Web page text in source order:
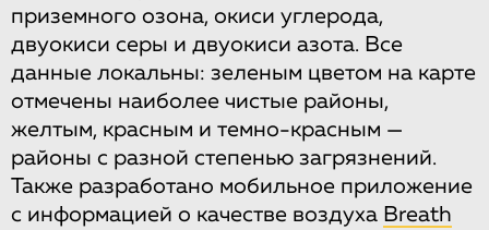
приземного озона, окиси углерода,
двуокиси серы и двуокиси азота. Все
данные локальны: зеленым цветом на карте
отмечены наиболее чистые районы,
желтым, красным и темно-красным —
районы с разной степенью загрязнений.
Также разработано мобильное приложение
с информацией о качестве воздуха Breath